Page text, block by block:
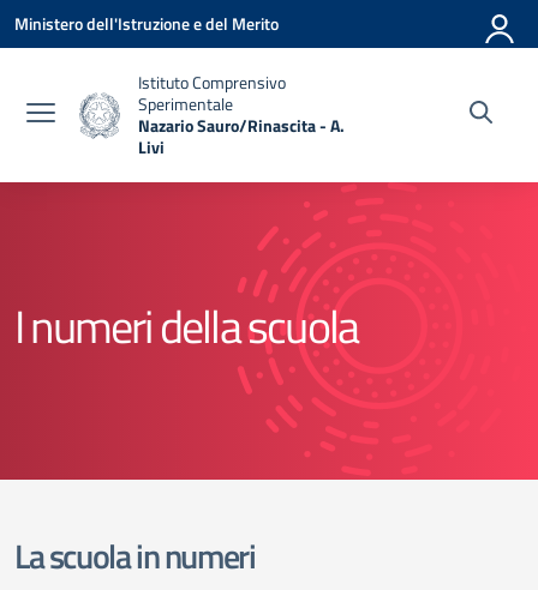
Vai ai contenuti
Vai al menu di navigazione
Vai al footer
Ministero dell'Istruzione e del Merito
Istituto Comprensivo
Sperimentale
Nazario Sauro/Rinascita - A.
Livi
I numeri della scuola
La scuola in numeri